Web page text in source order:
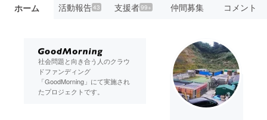
ホーム 活動報告43 支援者99+ 仲間募集 コメント
社会問題と向き合う人のクラウ
ドファンディング
「GoodMorning」にて実施され
たプロジェクトです。